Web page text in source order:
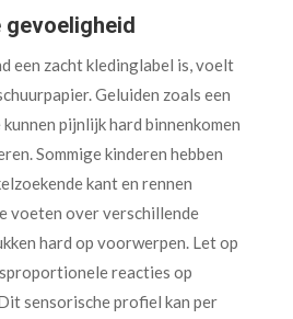
gevoeligheid
een zacht kledinglabel is, voelt
Geluiden zoals een
pijnlijk hard binnenkomen
Sommige kinderen hebben
kant en rennen
voeten over verschillende
hard op voorwerpen. Let op
reacties op
sensorische profiel kan per